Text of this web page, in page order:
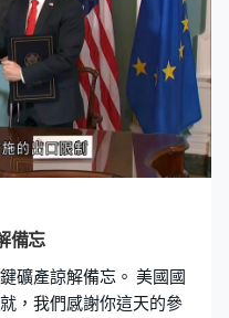
。
備忘
礦產諒解備忘。 美國國
，我們感謝你這天的參